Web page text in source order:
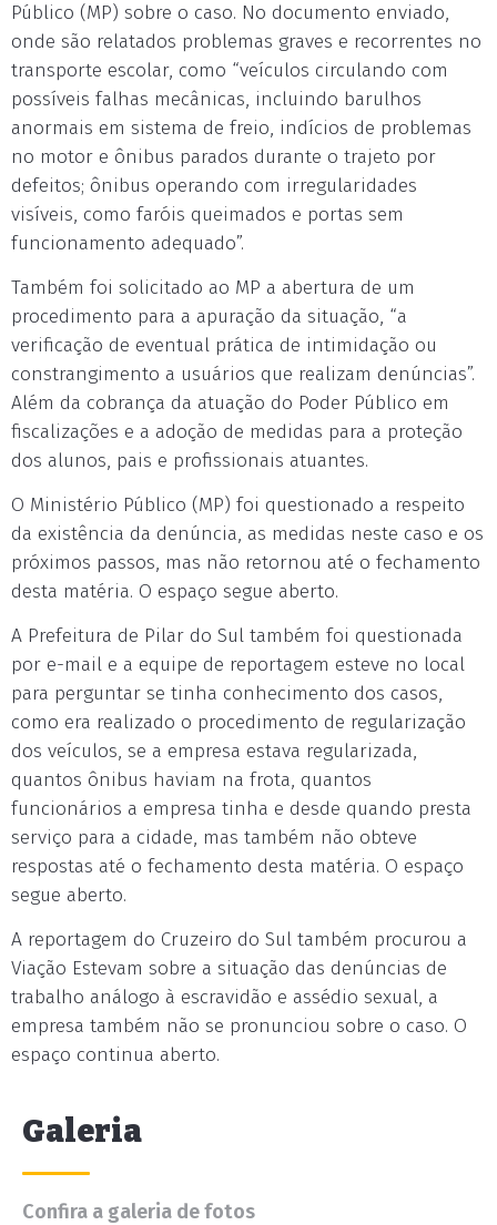
Público (MP) sobre o caso. No documento enviado,
onde são relatados problemas graves e recorrentes no
transporte escolar, como “veículos circulando com
possíveis falhas mecânicas, incluindo barulhos
anormais em sistema de freio, indícios de problemas
no motor e ônibus parados durante o trajeto por
defeitos; ônibus operando com irregularidades
visíveis, como faróis queimados e portas sem
funcionamento adequado”.
Também foi solicitado ao MP a abertura de um
procedimento para a apuração da situação, “a
verificação de eventual prática de intimidação ou
constrangimento a usuários que realizam denúncias”.
Além da cobrança da atuação do Poder Público em
fiscalizações e a adoção de medidas para a proteção
dos alunos, pais e profissionais atuantes.
O Ministério Público (MP) foi questionado a respeito
da existência da denúncia, as medidas neste caso e os
próximos passos, mas não retornou até o fechamento
desta matéria. O espaço segue aberto.
A Prefeitura de Pilar do Sul também foi questionada
por e-mail e a equipe de reportagem esteve no local
para perguntar se tinha conhecimento dos casos,
como era realizado o procedimento de regularização
dos veículos, se a empresa estava regularizada,
quantos ônibus haviam na frota, quantos
funcionários a empresa tinha e desde quando presta
serviço para a cidade, mas também não obteve
respostas até o fechamento desta matéria. O espaço
segue aberto.
A reportagem do Cruzeiro do Sul também procurou a
Viação Estevam sobre a situação das denúncias de
trabalho análogo à escravidão e assédio sexual, a
empresa também não se pronunciou sobre o caso. O
espaço continua aberto.
Galeria
Confira a galeria de fotos